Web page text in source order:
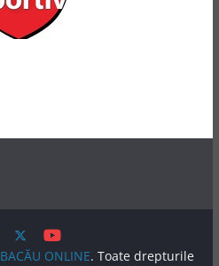
BACĂU ONLINE. Toate drepturile